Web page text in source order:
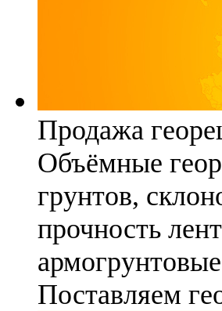
Продажа
Объёмные
грунтов,
прочность
Поставляем